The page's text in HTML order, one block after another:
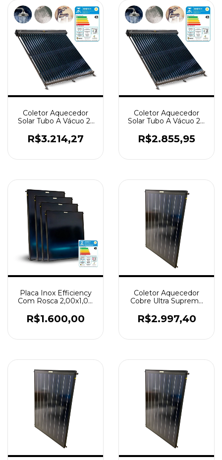
Coletor Aquecedor
Solar Tubo A Vácuo 25
R$3.214,27
Coletor Aquecedor
Solar Tubo A Vácuo 20
R$2.855,95
Placa Inox Efficiency
Com Rosca 2,00x1,00
R$1.600,00
Coletor Aquecedor
Cobre Ultra Supreme
Termomax
R$2.997,40